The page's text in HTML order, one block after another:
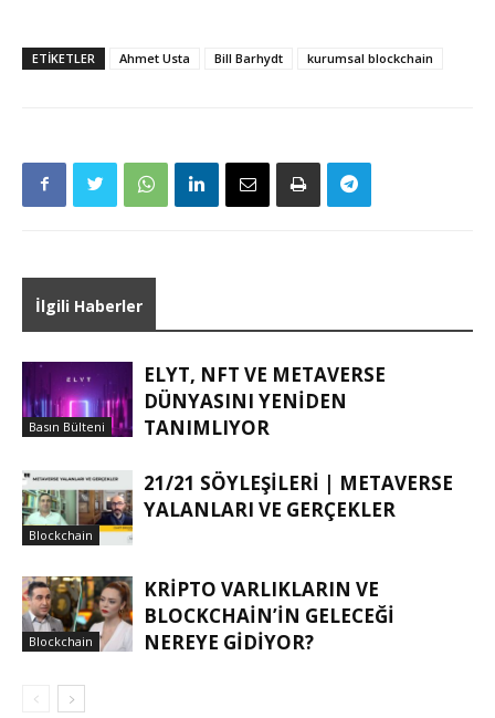
ETIKETLER Ahmet Usta Bill Barhydt kurumsal blockchain
İlgili Haberler
Basın Bülteni
ELYT, NFT VE METAVERSE
DÜNYASINI YENIDEN
TANIMLIYOR
Blockchain
21/21 SÖYLEŞILERI | METAVERSE
YALANLARI VE GERÇEKLER
Blockchain
KRIPTO VARLIKLARIN VE
BLOCKCHAIN’IN GELECEĞI
NEREYE GIDIYOR?